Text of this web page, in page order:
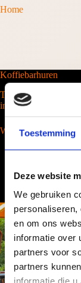
Toestemming
Deze website
We gebruiken
en om ons
informatie over
partners voor
partners
informatie die
Home
Koffiebarhuren
Tel. 088-2035100
info@barcompany.nl
Wij werken landelijk